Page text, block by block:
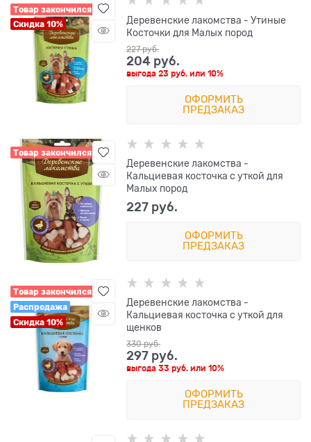
Товар закончился
Скидка 10%
Деревенские лакомства - Утиные
Косточки для Малых пород
227 руб.
204 руб.
выгода23 руб. или10%
ОФОРМИТЬ
ПРЕДЗАКАЗ
Товар закончился
Деревенские лакомства -
Кальциевая косточка с уткой для
Малых пород
227 руб.
ОФОРМИТЬ
ПРЕДЗАКАЗ
Товар закончился
Распродажа
Скидка 10%
Деревенские лакомства -
Кальциевая косточка с уткой для
щенков
330 руб.
297 руб.
выгода33 руб. или10%
ОФОРМИТЬ
ПРЕДЗАКАЗ